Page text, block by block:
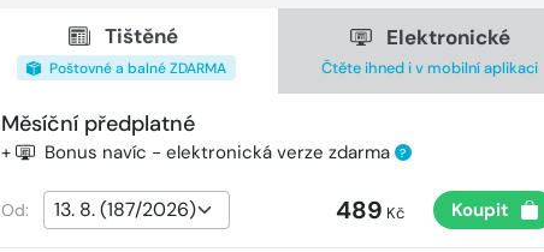
Tištěné
Poštovné a balné ZDARMA
Elektronické
Čtěte ihned i v mobilní aplikaci
Měsíční předplatné
+ Bonus navíc - elektronická verze zdarma ?
Od: 489 Kč Koupit